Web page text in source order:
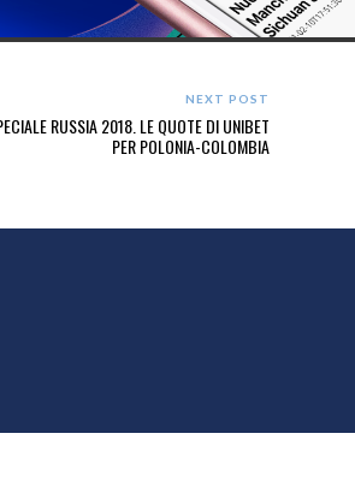
RUSSIA 2018. LE QUOTE DI UNIBET
PER POLONIA-COLOMBIA